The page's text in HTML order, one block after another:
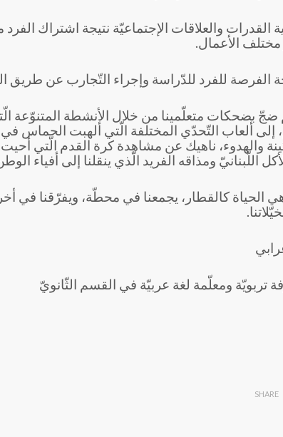
القدرات والعلاقات الإجتماعيّة نتيجة اشتراك
مختلف الأعمال.
الفرصة للفرد للدّراسة وإجراء التّجارب عن طريق
بضحكات متعلّمينا من خلال الأنشطة المتنوّعة
إلى ألعاب التّحدّي المختلفة الّتي ألهبت الحماس
والهدوء، ناهيك عن مشاهدة كرة القدم الّتي
اللّبنانيّ ومذاقه الفريد الّذي ينقلنا إلى أفياء
الحياة كالقطار، يجمعنا في محطّة، ويفرّقنا في
تربويّة ومعلّمة لغة عربيّة في القسم الثّانويّ
SHARE